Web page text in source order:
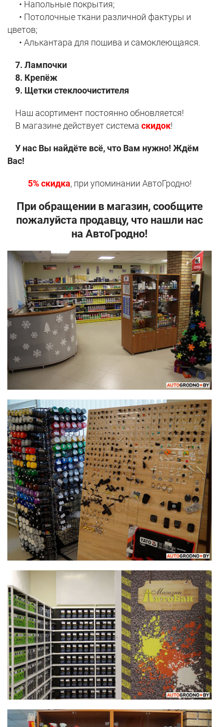
• Напольные покрытия;
• Потолочные ткани различной фактуры и
цветов;
• Алькантара для пошива и самоклеющаяся.
7. Лампочки
8. Крепёж
9. Щетки стеклоочистителя
Наш асортимент постоянно обновляется!
В магазине действует система скидок!
У нас Вы найдёте всё, что Вам нужно! Ждём
Вас!
5% скидка, при упоминании АвтоГродно!
При обращении в магазин, сообщите
пожалуйста продавцу, что нашли нас
на АвтоГродно!